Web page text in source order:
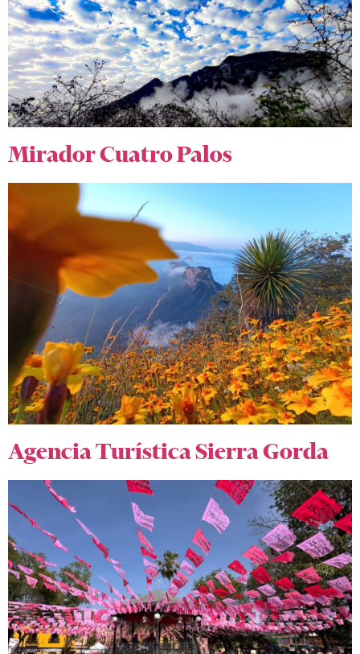
Mirador Cuatro Palos
Agencia Turística Sierra Gorda